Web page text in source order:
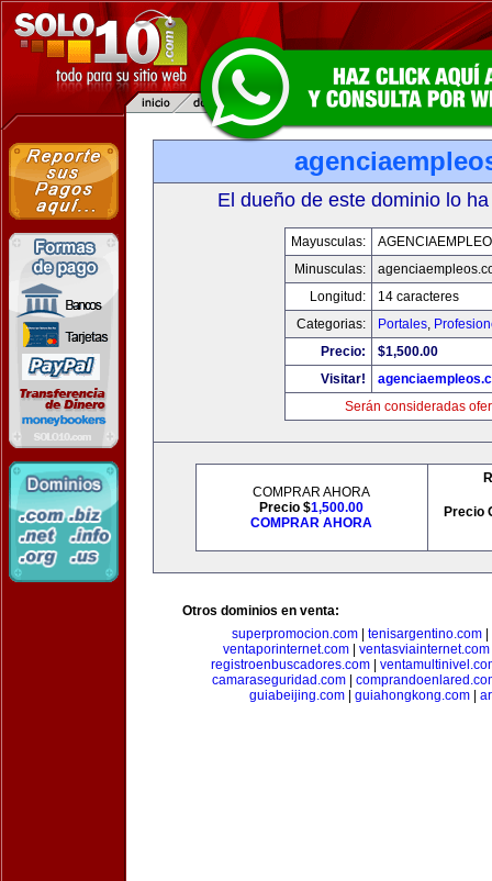
El dueño de este dominio lo
Mayusculas:
Minusculas:
Longitud:
14 caracteres
Categorias:
Portales,
Precio:
$1,500.00
Visitar!
Serán consideradas
COMPRAR AHORA
Precio $1,500.00
COMPRAR AHORA
Precio
Otros dominios en venta:
superpromocion.com
tenisargentino.com
ventaporinternet.com
ventasviainternet.com
registroenbuscadores.com
camaraseguridad.com
guiabeijing.com
guiahongkong.com